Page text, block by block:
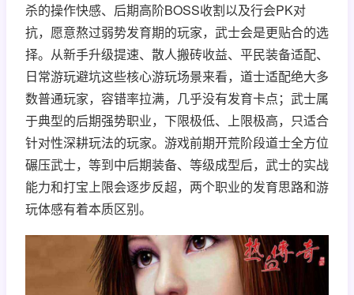
杀的操作快感、后期高阶BOSS收割以及行会PK对
抗，愿意熬过弱势发育期的玩家，武士会是更贴合的选
择。从新手升级提速、散人搬砖收益、平民装备适配、
日常游玩避坑这些核心游玩场景来看，道士适配绝大多
数普通玩家，容错率拉满，几乎没有发育卡点；武士属
于典型的后期强势职业，下限极低、上限极高，只适合
针对性深耕玩法的玩家。游戏前期开荒阶段道士全方位
碾压武士，等到中后期装备、等级成型后，武士的实战
能力和打宝上限会逐步反超，两个职业的发育思路和游
玩体感有着本质区别。